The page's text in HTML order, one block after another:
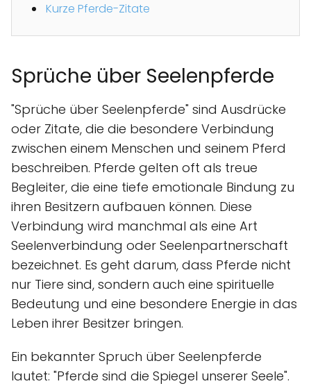
Kurze Pferde-Zitate
Sprüche über Seelenpferde
"Sprüche über Seelenpferde" sind Ausdrücke
oder Zitate, die die besondere Verbindung
zwischen einem Menschen und seinem Pferd
beschreiben. Pferde gelten oft als treue
Begleiter, die eine tiefe emotionale Bindung zu
ihren Besitzern aufbauen können. Diese
Verbindung wird manchmal als eine Art
Seelenverbindung oder Seelenpartnerschaft
bezeichnet. Es geht darum, dass Pferde nicht
nur Tiere sind, sondern auch eine spirituelle
Bedeutung und eine besondere Energie in das
Leben ihrer Besitzer bringen.
Ein bekannter Spruch über Seelenpferde
lautet: "Pferde sind die Spiegel unserer Seele".